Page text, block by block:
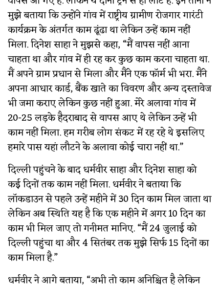
मुझे बताया कि उन्होंने गांव में राष्ट्रीय ग्रामीण रोजगार गारंटी
कार्यक्रम के अंतर्गत काम ढूंढा था लेकिन उन्हें काम नहीं
मिला. दिनेश साहा ने मुझसे कहा, “मैं वापस नहीं आना
चाहता था और गांव में ही रह कर कुछ काम करना चाहता था.
मैं अपने ग्राम प्रधान से मिला और मैंने एक फॉर्म भी भरा. मैंने
अपना आधार कार्ड, बैंक खाते का विवरण और अन्य दस्तावेज
भी जमा कराए लेकिन कुछ नहीं हुआ. मेरे अलावा गांव में
20-25 लड़के हैदराबाद से वापस आए थे लेकिन उन्हें भी
काम नहीं मिला. हम गरीब लोग संकट में रह रहे थे इसलिए
हमारे पास यहां लौटने के अलावा कोई चारा नहीं था.”
दिल्ली पहुंचने के बाद धर्मवीर साहा और दिनेश साहा को
कई दिनों तक काम नहीं मिला. धर्मवीर ने बताया कि
लॉकडाउन से पहले उन्हें महीने में 30 दिन काम मिल जाता था
लेकिन अब स्थिति यह है कि एक महीने में अगर 10 दिन का
काम भी मिल जाए तो गनीमत मानिए. “मैं 24 जुलाई को
दिल्ली पहुंचा था और 4 सितंबर तक मुझे सिर्फ 15 दिनों का
काम मिला है.”
धर्मवीर ने आगे बताया, “अभी तो काम अनिश्चित है लेकिन